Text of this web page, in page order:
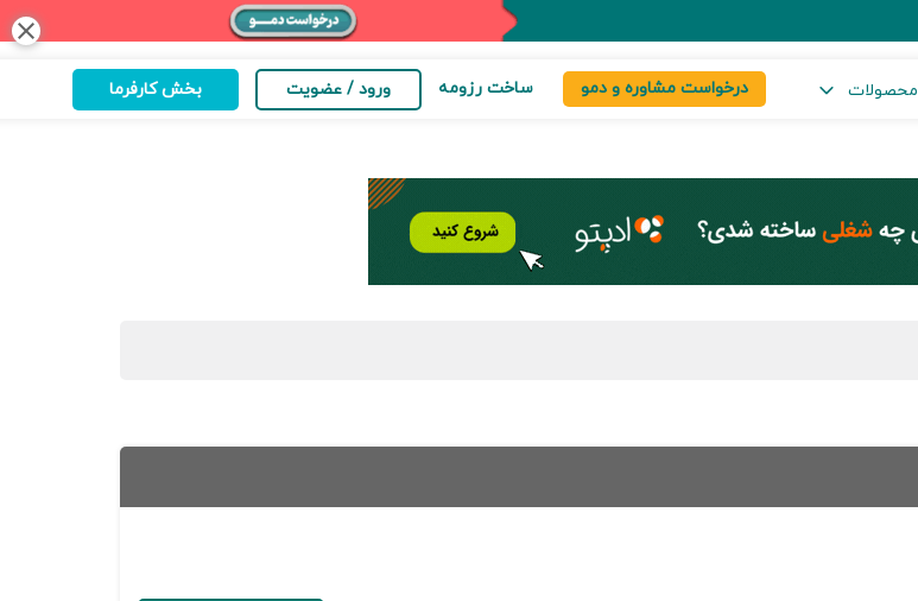
close
محصولات درخواست مشاوره و دمو ساخت رزومه ورود / عضویت بخش کارفرما